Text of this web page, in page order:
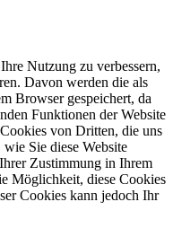
Nutzung zu verbessern,
Davon werden die als
Browser gespeichert, da
Funktionen der Website
von Dritten, die uns
Sie diese Website
Zustimmung in Ihrem
Möglichkeit, diese Cookies
Cookies kann jedoch Ihr